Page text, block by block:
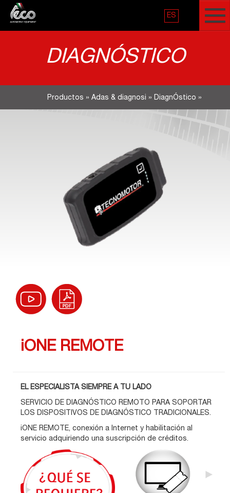
ES
DIAGNÓSTICO
Productos » Adas & diagnosi » DiagnÓstico »
iONE REMOTE
EL ESPECIALISTA SIEMPRE A TU LADO
SERVICIO DE DIAGNÓSTICO REMOTO PARA SOPORTAR
LOS DISPOSITIVOS DE DIAGNÓSTICO TRADICIONALES.
iONE REMOTE, conexión a Internet y habilitación al
servicio adquiriendo una suscripción de créditos.